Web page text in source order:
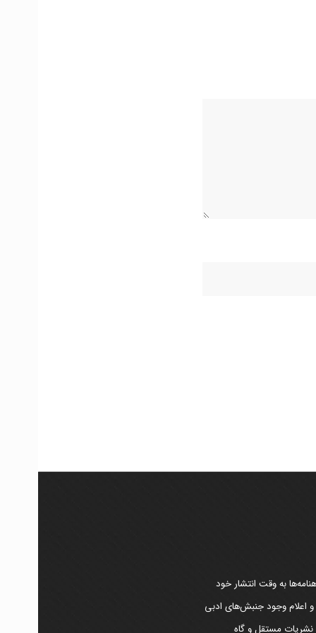
به وقت انتشار خود
و اعلام وجود جنبش‌های ادبی
نشریات مستقل و گاه